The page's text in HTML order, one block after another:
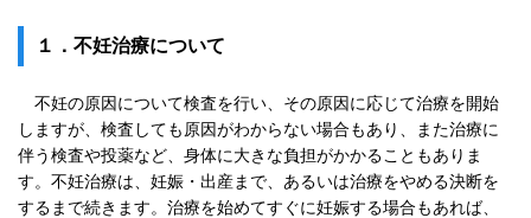
１． 不妊治療について
不妊の原因について検査を行い、その原因に応じて治療を開始
しますが、検査しても原因がわからない場合もあり、また治療に
伴う検査や投薬など、身体に大きな負担がかかることもありま
す。不妊治療は、妊娠・出産まで、あるいは治療をやめる決断を
するまで続きます。治療を始めてすぐに妊娠する場合もあれば、